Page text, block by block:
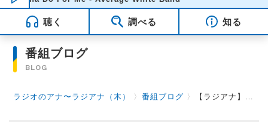
聴く 調べる 知る
番組ブログ
BLOG
ラジオのアナ〜ラジアナ（木） 〉番組ブログ 〉 【ラジアナ】プロモーターズ・ファイル ～第55回～【木曜日】